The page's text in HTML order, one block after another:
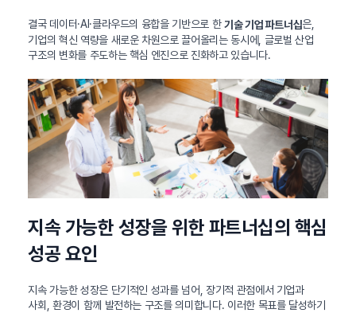
결국 데이터·AI·클라우드의 융합을 기반으로 한기술 기업 파트너십은,
기업의 혁신 역량을 새로운 차원으로 끌어올리는 동시에, 글로벌 산업
구조의 변화를 주도하는 핵심 엔진으로 진화하고 있습니다.
지속 가능한 성장을 위한 파트너십의 핵심
성공 요인
지속 가능한 성장은 단기적인 성과를 넘어, 장기적 관점에서 기업과
사회, 환경이 함께 발전하는 구조를 의미합니다. 이러한 목표를 달성하기